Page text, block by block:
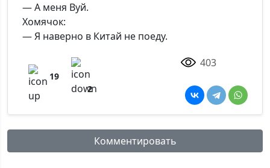
— А меня Вуй.
Хомячок:
— Я наверно в Китай не поеду.
19
2
403
Комментировать